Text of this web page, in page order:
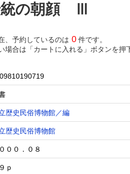
の朝顔 Ⅲ
、予約しているのは 0 件です。
場合は「カートに入れる」ボタンを押
歴史民俗博物館／編
歴史民俗博物館
００．０８
ｐ